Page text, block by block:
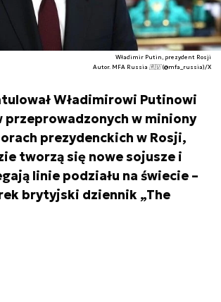
Władimir Putin, prezydent Rosji
Autor. MFA Russia 🇷🇺 (@mfa_russia)/X
Władimirowi Putinowi
przeprowadzonych w miniony
prezydenckich w Rosji,
tworzą się nowe sojusze i
linie podziału na świecie –
brytyjski dziennik „The